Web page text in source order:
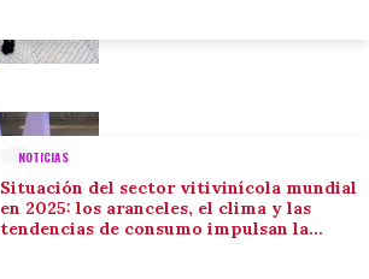
NOTICIAS
Situación del sector vitivinícola mundial
en 2025: los aranceles, el clima y las
tendencias de consumo impulsan la